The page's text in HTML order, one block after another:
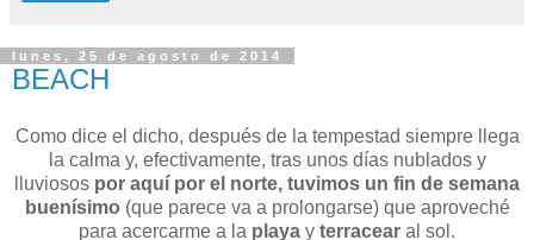
lunes, 25 de agosto de 2014
BEACH
Como dice el dicho, después de la tempestad siempre llega
la calma y, efectivamente, tras unos días nublados y
lluviosos por aquí por el norte, tuvimos un fin de semana
buenísimo (que parece va a prolongarse) que aproveché
para acercarme a la playa y terracear al sol.